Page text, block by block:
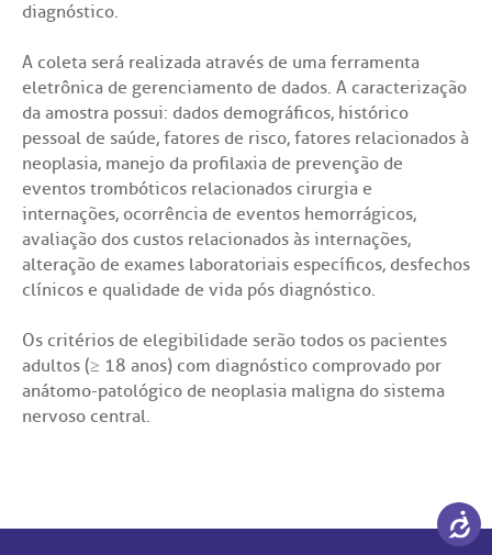
diagnóstico.
A coleta será realizada através de uma ferramenta
eletrônica de gerenciamento de dados. A caracterização
da amostra possui: dados demográficos, histórico
pessoal de saúde, fatores de risco, fatores relacionados à
neoplasia, manejo da profilaxia de prevenção de
eventos trombóticos relacionados cirurgia e
internações, ocorrência de eventos hemorrágicos,
avaliação dos custos relacionados às internações,
alteração de exames laboratoriais específicos, desfechos
clínicos e qualidade de vida pós diagnóstico.
Os critérios de elegibilidade serão todos os pacientes
adultos (≥ 18 anos) com diagnóstico comprovado por
anátomo-patológico de neoplasia maligna do sistema
nervoso central.